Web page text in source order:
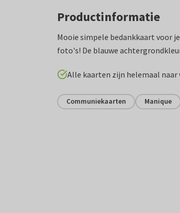
Productinformatie
Mooie simpele bedankkaart voor
foto's! De blauwe
Alle kaarten zijn helemaal naar
Communiekaarten Manique